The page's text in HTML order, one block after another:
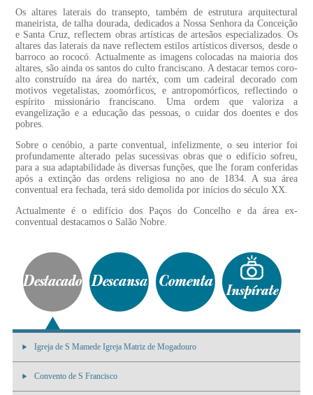
Os altares laterais do transepto, também de estrutura arquitectural
maneirista, de talha dourada, dedicados a Nossa Senhora da Conceição
e Santa Cruz, reflectem obras artísticas de artesãos especializados. Os
altares das laterais da nave reflectem estilos artísticos diversos, desde o
barroco ao rococó. Actualmente as imagens colocadas na maioria dos
altares, são ainda os santos do culto franciscano. A destacar temos coro-
alto construído na área do nartéx, com um cadeiral decorado com
motivos vegetalistas, zoomórficos, e antropomórficos, reflectindo o
espírito missionário franciscano. Uma ordem que valoriza a
evangelização e a educação das pessoas, o cuidar dos doentes e dos
pobres.
Sobre o cenóbio, a parte conventual, infelizmente, o seu interior foi
profundamente alterado pelas sucessivas obras que o edifício sofreu,
para a sua adaptabilidade às diversas funções, que lhe foram conferidas
após a extinção das ordens religiosa no ano de 1834. A sua área
conventual era fechada, terá sido demolida por inícios do século XX.
Actualmente é o edifício dos Paços do Concelho e da área ex-
conventual destacamos o Salão Nobre.
Igreja de S Mamede Igreja Matriz de Mogadouro
Convento de S Francisco